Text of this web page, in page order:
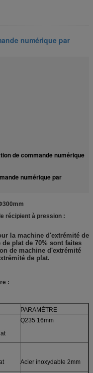
numérique par
de commande numérique
numérique par
récipient à pression :
la machine d'extrémité de
plat de 70% sont faites
de machine d'extrémité
de plat.
:
PARAMÈTRE
Q235 16mm
Acier inoxydable 2mm